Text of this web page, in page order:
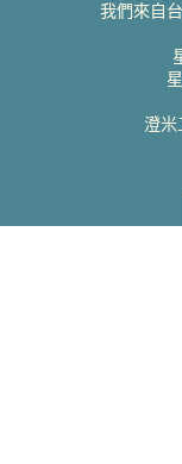
我們來自
澄米